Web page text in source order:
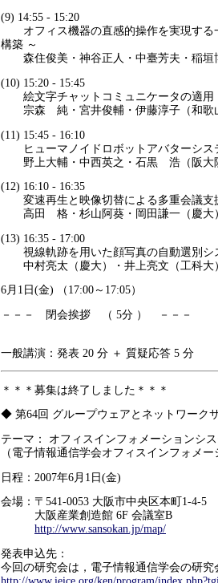
(9) 14:55 - 15:20
オフィス機器の直感的操作を実現する
構築 ～
森住俊美・神谷正人・中臺芳夫・稲垣
(10) 15:20 - 15:45
絵文字チャットコミュニケータの適用
宗森 純・宮井俊輔・伊藤淳子（和歌
(11) 15:45 - 16:10
ヒューマノイドロボットアバターシス
野上大輔・中西英之・石黒 浩（阪大
(12) 16:10 - 16:35
変速再生と映像切替による多重会議支
高田 格・杉山阿葵・岡田謙一（慶大
(13) 16:35 - 17:00
視線軌跡を用いた顔写真の自動選別シ
中村亮太（慶大）・井上亮文（工科大
6月1日(金) （17:00～17:05）
－－－ 閉会挨拶 （ 5分 ） －－－
一般講演：発表 20 分 ＋ 質疑応答 5 分
＊＊＊募集は終了しました＊＊＊
◆ 第64回 グループウェアとネットワーク
テーマ： オフィスインフォメーションシ
（電子情報通信学会オフィスインフォメ
日程：2007年6月1日(金)
会場：〒541-0053 大阪市中央区本町1-4-5
大阪産業創造館 6F 会議室B
http://www.sansokan.jp/map/
発表申込先：
今回の研究会は，電子情報通信学会の研